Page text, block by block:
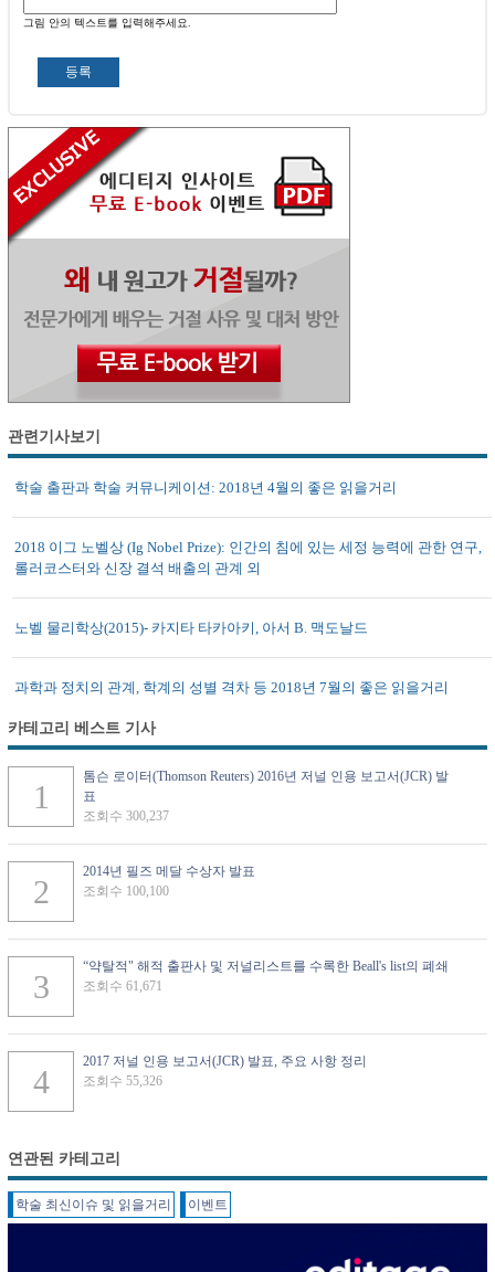
그림 안의 텍스트를 입력해주세요.
관련기사보기
학술 출판과 학술 커뮤니케이션: 2018년 4월의 좋은 읽을거리
2018 이그 노벨상 (Ig Nobel Prize): 인간의 침에 있는 세정 능력에 관한 연구,
롤러코스터와 신장 결석 배출의 관계 외
노벨 물리학상(2015)- 카지타 타카아키, 아서 B. 맥도날드
과학과 정치의 관계, 학계의 성별 격차 등 2018년 7월의 좋은 읽을거리
카테고리 베스트 기사
톰슨 로이터(Thomson Reuters) 2016년 저널 인용 보고서(JCR) 발
표
조회수 300,237
2014년 필즈 메달 수상자 발표
조회수 100,100
“약탈적" 해적 출판사 및 저널리스트를 수록한 Beall's list의 폐쇄
조회수 61,671
2017 저널 인용 보고서(JCR) 발표, 주요 사항 정리
조회수 55,326
연관된 카테고리
학술 최신이슈 및 읽을거리 이벤트